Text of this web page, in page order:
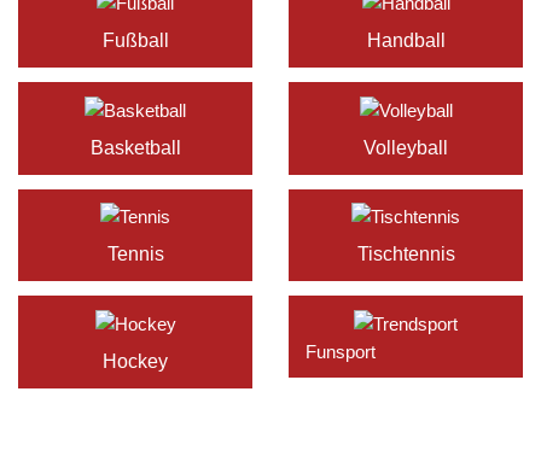
Fußball Handball
Basketball Volleyball
Tennis Tischtennis
Hockey Funsport